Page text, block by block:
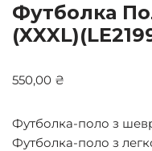
Футболка
550,00 ₴
Футболка-поло з
Футболка-поло з